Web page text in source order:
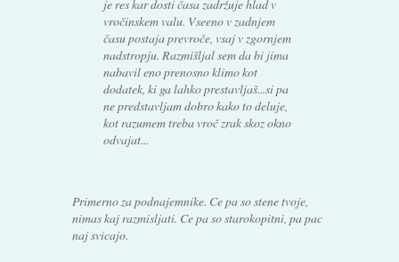
je res kar dosti časa zadržuje hlad v
vročinskem valu. Vseeno v zadnjem
času postaja prevroče, vsaj v zgornjem
nadstropju. Razmišljal sem da bi jima
nabavil eno prenosno klimo kot
dodatek, ki ga lahko prestavljaš...si pa
ne predstavljam dobro kako to deluje,
kot razumem treba vroč zrak skoz okno
odvajat...
Primerno za podnajemnike. Ce pa so stene tvoje,
nimas kaj razmisljati. Ce pa so starokopitni, pa pac
naj svicajo.